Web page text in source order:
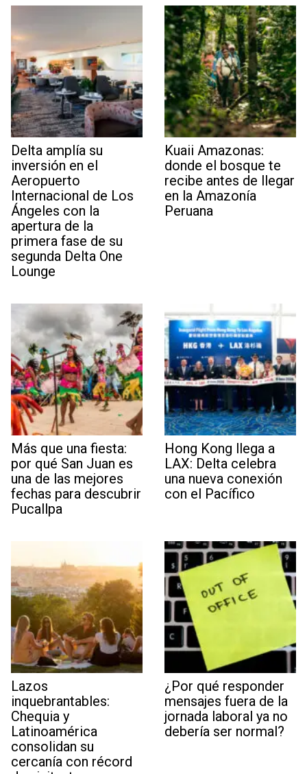
Delta amplía su
inversión en el
Aeropuerto
Internacional de Los
Ángeles con la
apertura de la
primera fase de su
segunda Delta One
Lounge
Kuaii Amazonas:
donde el bosque te
recibe antes de llegar
en la Amazonía
Peruana
Más que una fiesta:
por qué San Juan es
una de las mejores
fechas para descubrir
Pucallpa
Hong Kong llega a
LAX: Delta celebra
una nueva conexión
con el Pacífico
Lazos
inquebrantables:
Chequia y
Latinoamérica
consolidan su
cercanía con récord
¿Por qué responder
mensajes fuera de la
jornada laboral ya no
debería ser normal?